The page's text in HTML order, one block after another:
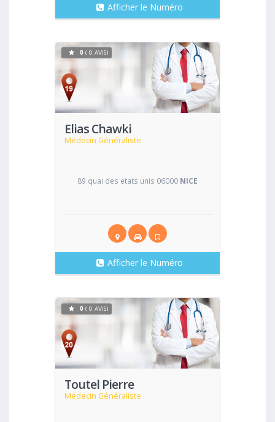
Afficher le Numéro
Elias Chawki
Médecin Généraliste
Voir
0 ( 0 AVIS)
89 quai des etats unis 06000 NICE
Afficher le Numéro
Toutel Pierre
Médecin Généraliste
Voir
0 ( 0 AVIS)